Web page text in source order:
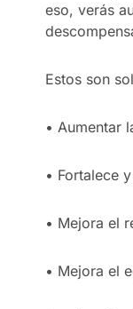
eso, verás
Estos son
• Aumentar
• Fortalece
• Mejora el
• Mejora el